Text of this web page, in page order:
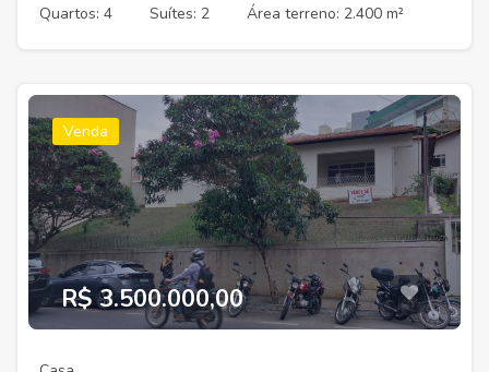
Quartos: 4
Suítes: 2 Área terreno: 2.400 m²
Venda
R$ 3.500.000,00